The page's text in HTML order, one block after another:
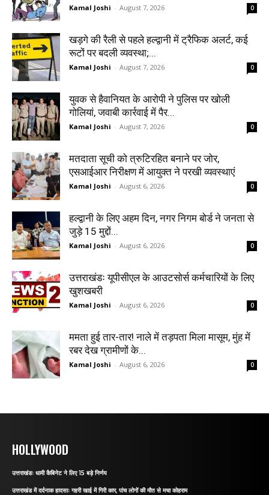
Kamal Joshi - August 7, 2026 0
खड़गे की रैली से पहले हल्द्वानी में ट्रैफिक अलर्ट, कई
रूटों पर बदली व्यवस्था;...
Kamal Joshi - August 7, 2026 0
युवक से हैवानियत के आरोपी ने पुलिस पर खोली
गोलियां, जवाबी कार्रवाई में पैर...
Kamal Joshi - August 7, 2026 0
मतदाता सूची को त्रुटिरहित बनाने पर जोर,
एसआईआर निरीक्षण में आयुक्त ने परखी व्यवस्थाएं
Kamal Joshi - August 6, 2026 0
हल्द्वानी के लिए अहम दिन, नगर निगम बोर्ड ने जनता से
जुड़े 15 मुद्दों...
Kamal Joshi - August 6, 2026 0
उत्तराखंडः यूपीसीएल के आउटसोर्स कर्मचारियों के लिए
खुशखबरी
Kamal Joshi - August 6, 2026 0
ममता हुई तार-तार! नाले में तड़पता मिला मासूम, मुंह में
रबर देख ग्रामीणों के...
Kamal Joshi - August 6, 2026 0
HOLLYWOOD
उत्तराखंडः धामी कैबिनेट ने लिए 15 बड़े निर्णय
उत्तराखंड में दर्दनाक हादसाः गहरी खाई में गिरी कार, पांच लोगों की मौत से मचा कोहराम